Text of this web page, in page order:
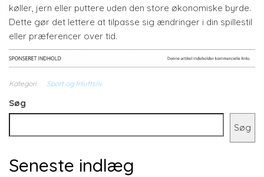
køller, jern eller puttere uden den store økonomiske byrde.
Dette gør det lettere at tilpasse sig ændringer i din spillestil
eller præferencer over tid.
Kategori Sport og friluftsliv
Søg
Søg
Seneste indlæg